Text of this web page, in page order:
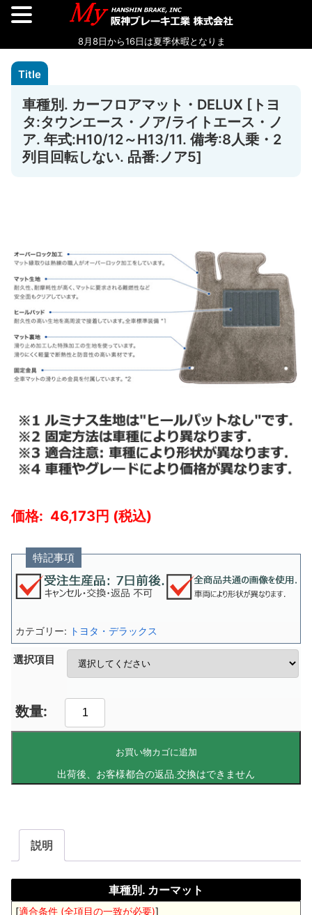
車種別. カーフロアマット・DELUX [トヨ
タ:タウンエース・ノア/ライトエース・ノ
ア. 年式:H10/12～H13/11. 備考:8人乗・2
列目回転しない. 品番:ノア5]
46,173
特記事項
選択項目
お買い物カゴに追加
カテゴリー: トヨタ・デラックス
説明
車種別. カーマット
[適合条件 (全項目の一致が必要)]